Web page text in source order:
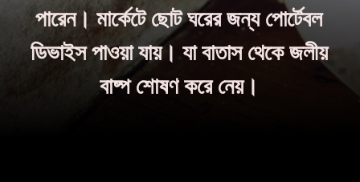
পারেন। মার্কেটে ছোট ঘরের জন্য পোর্টেবল
ডিভাইস পাওয়া যায়। যা বাতাস থেকে জলীয়
বাষ্প শোষণ করে নেয়।